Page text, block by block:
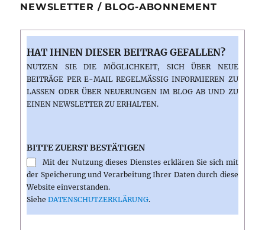
NEWSLETTER / BLOG-ABONNEMENT
HAT IHNEN DIESER BEITRAG GEFALLEN?
NUTZEN SIE DIE MÖGLICHKEIT, SICH ÜBER NEUE
BEITRÄGE PER E-MAIL REGELMÄSSIG INFORMIEREN ZU L
ASSEN ODER ÜBER NEUERUNGEN IM BLOG AB UND ZU E
INEN NEWSLETTER ZU ERHALTEN.
BITTE ZUERST BESTÄTIGEN
Mit der Nutzung dieses Dienstes erklären Sie sich mit
der Speicherung und Verarbeitung Ihrer Daten durch diese
Website einverstanden.
SieheDATENSCHUTZERKLÄRUNG.